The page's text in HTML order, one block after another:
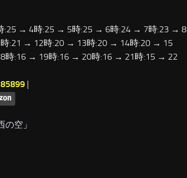
:25 → 4時:25 → 5時:25 → 6時:24 → 7時:23 → 8
:21 → 12時:20 → 13時:20 → 14時:20 → 15
時:16 → 19時:16 → 20時:16 → 21時:15 → 22
85899 |
の空 」